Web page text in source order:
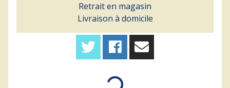
Retrait en magasin
Livraison à domicile